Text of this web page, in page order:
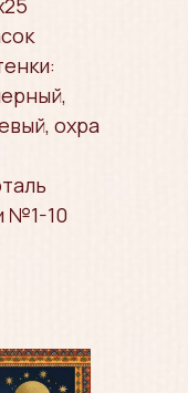
охра
№1-10